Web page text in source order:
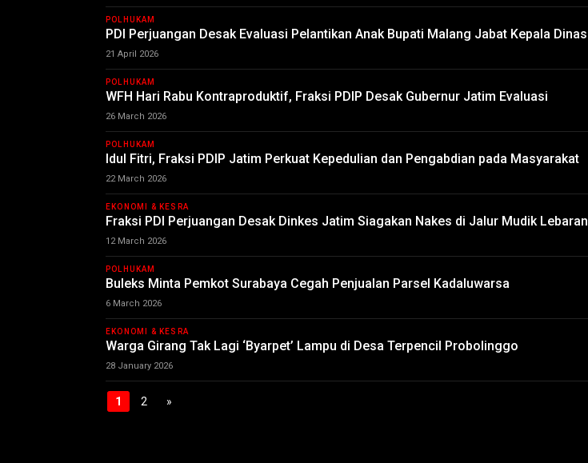
POLHUKAM
PDI Perjuangan Desak Evaluasi Pelantikan Anak Bupati Malang Jabat Kepala Dinas
21 April 2026
POLHUKAM
WFH Hari Rabu Kontraproduktif, Fraksi PDIP Desak Gubernur Jatim Evaluasi
26 March 2026
POLHUKAM
Idul Fitri, Fraksi PDIP Jatim Perkuat Kepedulian dan Pengabdian pada Masyarakat
22 March 2026
EKONOMI & KESRA
Fraksi PDI Perjuangan Desak Dinkes Jatim Siagakan Nakes di Jalur Mudik Lebaran
12 March 2026
POLHUKAM
Buleks Minta Pemkot Surabaya Cegah Penjualan Parsel Kadaluwarsa
6 March 2026
EKONOMI & KESRA
Warga Girang Tak Lagi ‘Byarpet’ Lampu di Desa Terpencil Probolinggo
28 January 2026
1 2 »